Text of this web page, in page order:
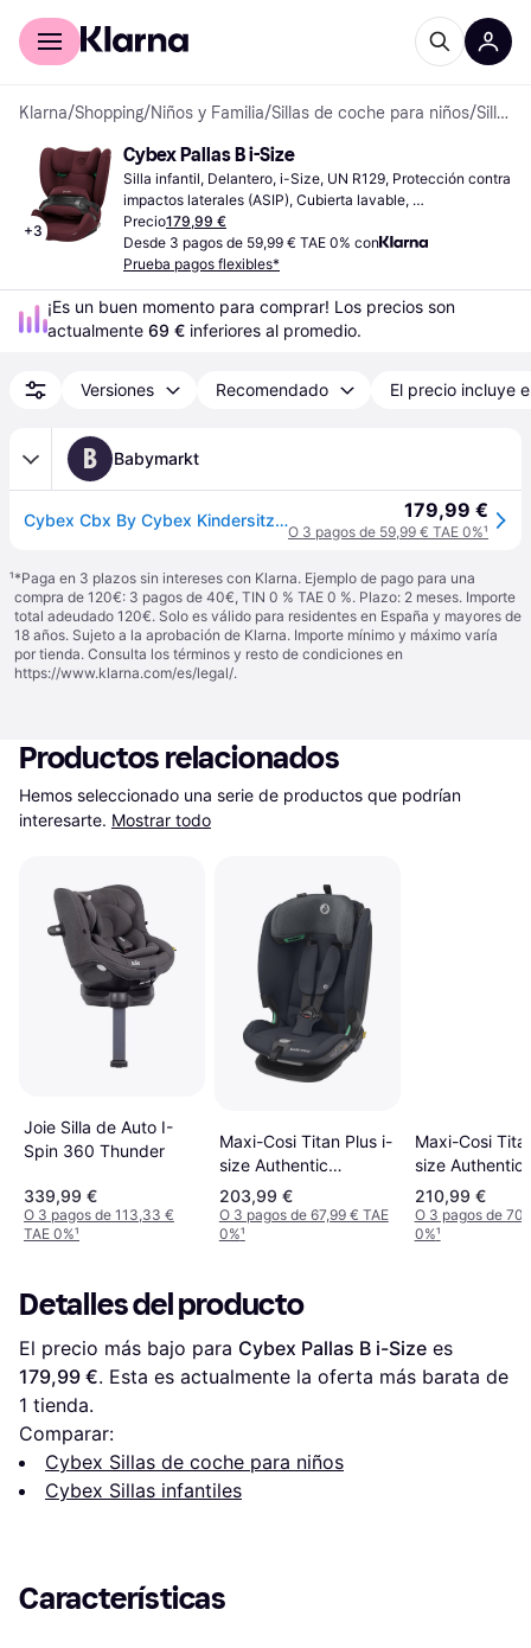
Comprar con Klarna
Klarna/Shopping/Niños y Familia/Sillas de coche para niños/ Sillas infantiles
+3
Cybex Pallas B i-Size
Silla infantil, Delantero, i-Size, UN R129, Protección contra
impactos laterales (ASIP), Cubierta lavable,
Reposacabezas ajustable
Precio179,99 €
Desde 3 pagos de 59,99 € TAE 0% con
Prueba pagos flexibles*
¡Es un buen momento para comprar! Los precios son
actualmente 69 € inferiores al promedio.
Versiones Recomendado El precio incluye
B Babymarkt
Cybex Cbx By Cybex Kindersitz Pallas B - rot 179,99 €
O 3 pagos de 59,99 € TAE 0%¹
¹*Paga en 3 plazos sin intereses con Klarna. Ejemplo de pago para una
compra de 120€: 3 pagos de 40€, TIN 0 % TAE 0 %. Plazo: 2 meses. Importe
total adeudado 120€. Solo es válido para residentes en España y mayores de
18 años. Sujeto a la aprobación de Klarna. Importe mínimo y máximo varía
por tienda. Consulta los términos y resto de condiciones en
https://www.klarna.com/es/legal/.
Productos relacionados
Hemos seleccionado una serie de productos que podrían
interesarte. Mostrar todo
Joie Silla de Auto I-
Spin 360 Thunder
339,99 €
O 3 pagos de 113,33 €
TAE 0%¹
Maxi-Cosi Titan Plus i-
size Authentic
Graphite
203,99 €
O 3 pagos de 67,99 € TAE
0%¹
Maxi-Cosi
size Authentic
210,99 €
O 3 pagos de
0%¹
Detalles del producto
El precio más bajo para Cybex Pallas B i-Size
179,99 €. Esta es actualmente la oferta más barata de
1 tienda.
Comparar:
Cybex Sillas de coche para niños
Cybex Sillas infantiles
Características